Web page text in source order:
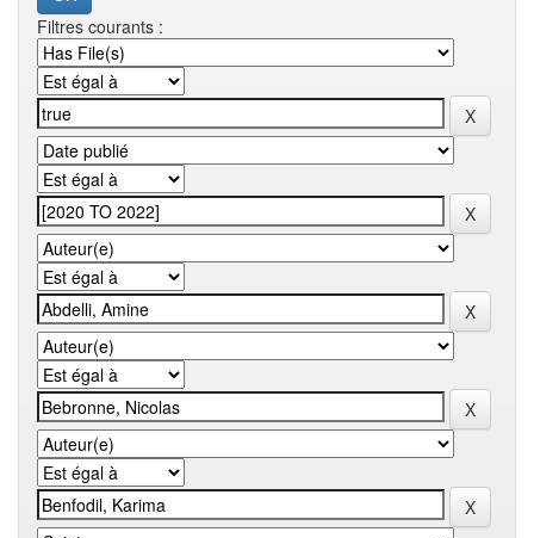
Filtres courants :